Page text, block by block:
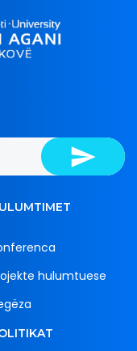
hulumtuese